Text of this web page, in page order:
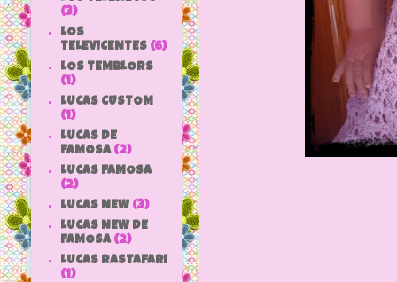
(3)
LOS
TELEVICENTES (6)
LOS TEMBLORS
(1)
LUCAS CUSTOM
(1)
LUCAS DE
FAMOSA (2)
LUCAS FAMOSA
(2)
LUCAS NEW (3)
LUCAS NEW DE
FAMOSA (2)
LUCAS RASTAFARI
(1)